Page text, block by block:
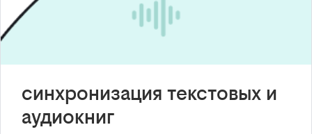
синхронизация текстовых и
аудиокниг